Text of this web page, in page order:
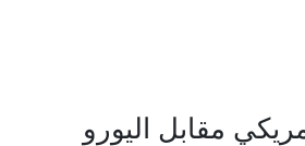
مقابل اليورو